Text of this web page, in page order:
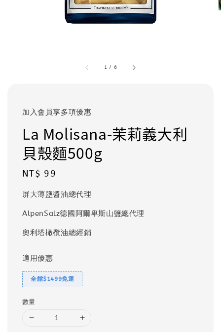
1 / 6
加入會員享多項優惠
La Molisana-茉莉義大利
貝殼麵500g
Regular
NT$ 99
屏大薄鹽醬油總代理
AlpenSalz德國阿爾卑斯山鹽總代理
奧利塔橄欖油總經銷
適用優惠
全館$1499免運
數量